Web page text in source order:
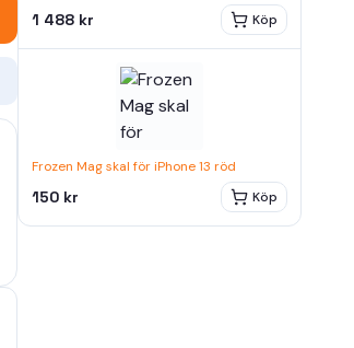
1 488 kr Köp
Frozen Mag skal för iPhone 13 röd
150 kr Köp